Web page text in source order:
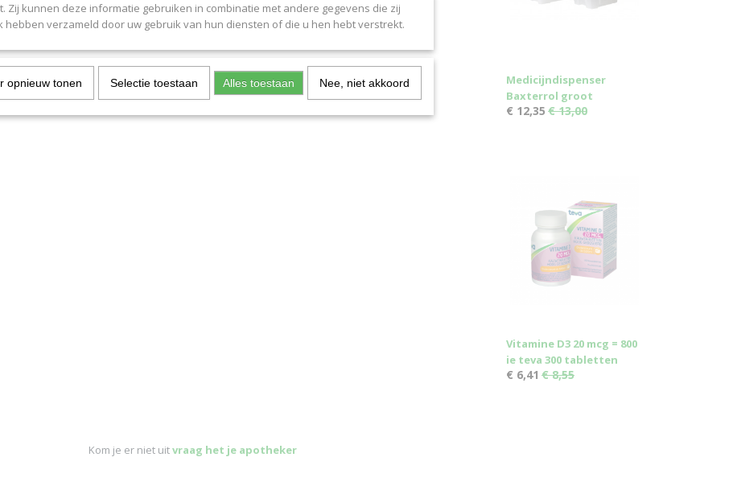
Medicijndispenser
Baxterrol groot
€ 12,35 € 13,00
Vitamine D3 20 mcg = 800
ie teva 300 tabletten
€ 6,41 € 8,55
Kom je er niet uitvraag het je apotheker
Zij kunnen deze informatie gebruiken in combinatie met andere gegevens die zij
hebben verzameld door uw gebruik van hun diensten of die u hen hebt verstrekt.
opnieuw tonen Selectie toestaan Alles toestaan Nee, niet akkoord